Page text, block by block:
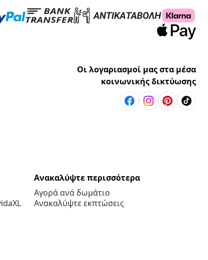
Οι λογαριασμοί μας στα μέσα
κοινωνικής δικτύωσης
Ανακαλύψτε περισσότερα
Αγορά ανά δωμάτιο
Ανακαλύψτε εκπτώσεις